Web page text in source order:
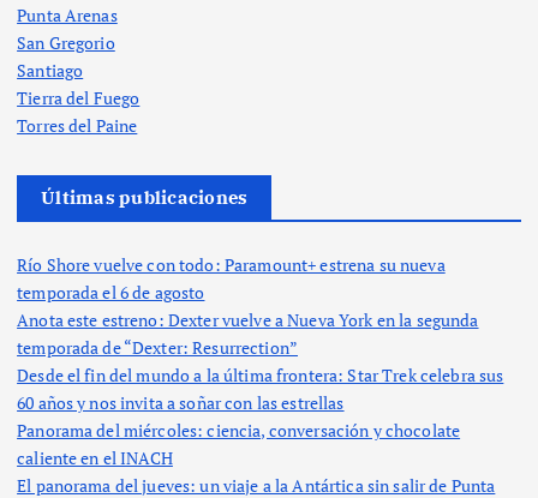
Punta Arenas
San Gregorio
Santiago
Tierra del Fuego
Torres del Paine
Últimas publicaciones
Río Shore vuelve con todo: Paramount+ estrena su nueva
temporada el 6 de agosto
Anota este estreno: Dexter vuelve a Nueva York en la segunda
temporada de “Dexter: Resurrection”
Desde el fin del mundo a la última frontera: Star Trek celebra sus
60 años y nos invita a soñar con las estrellas
Panorama del miércoles: ciencia, conversación y chocolate
caliente en el INACH
El panorama del jueves: un viaje a la Antártica sin salir de Punta